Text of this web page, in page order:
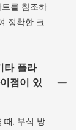
를 참조하
정확한 크
타 플라
점이 있
때, 부식 방